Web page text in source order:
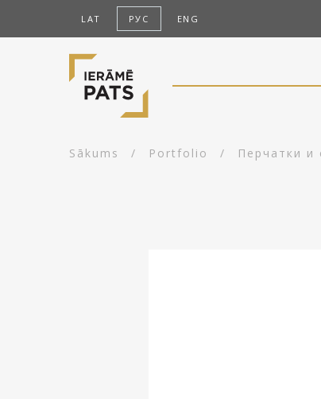
LAT РУС ENG
Sākums / Portfolio / Перчатки и